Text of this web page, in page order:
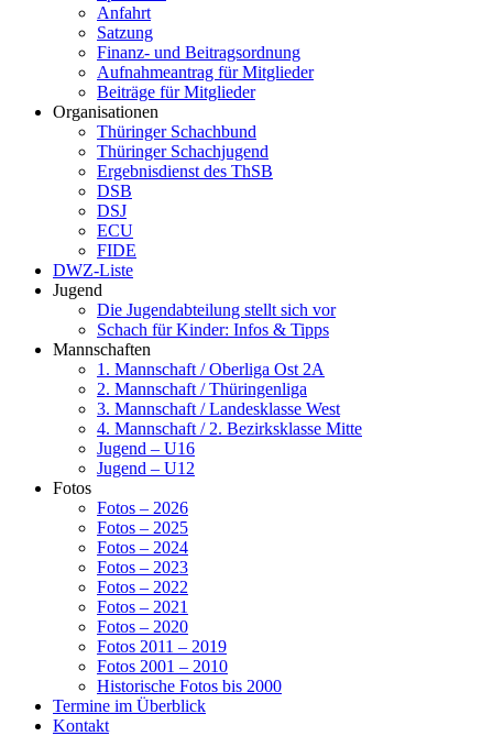
Anfahrt
Satzung
Finanz- und Beitragsordnung
Aufnahmeantrag für Mitglieder
Beiträge für Mitglieder
Organisationen
Thüringer Schachbund
Thüringer Schachjugend
Ergebnisdienst des ThSB
DSB
DSJ
ECU
FIDE
DWZ-Liste
Jugend
Die Jugendabteilung stellt sich vor
Schach für Kinder: Infos & Tipps
Mannschaften
1. Mannschaft / Oberliga Ost 2A
2. Mannschaft / Thüringenliga
3. Mannschaft / Landesklasse West
4. Mannschaft / 2. Bezirksklasse Mitte
Jugend – U16
Jugend – U12
Fotos
Fotos – 2026
Fotos – 2025
Fotos – 2024
Fotos – 2023
Fotos – 2022
Fotos – 2021
Fotos – 2020
Fotos 2011 – 2019
Fotos 2001 – 2010
Historische Fotos bis 2000
Termine im Überblick
Kontakt